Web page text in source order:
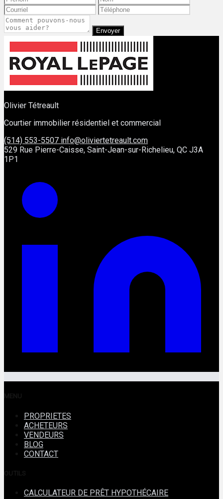
Envoyer
Olivier Tétreault
Courtier immobilier résidentiel et commercial
(514) 553-5507 info@oliviertetreault.com
529 Rue Pierre-Caisse, Saint-Jean-sur-Richelieu, QC J3A
1P1
PROPRIETES
ACHETEURS
VENDEURS
BLOG
CONTACT
CALCULATEUR DE PRÊT HYPOTHÉCAIRE